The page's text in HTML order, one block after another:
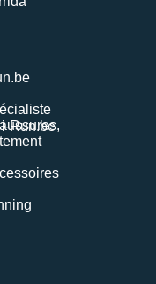
i-Run.be